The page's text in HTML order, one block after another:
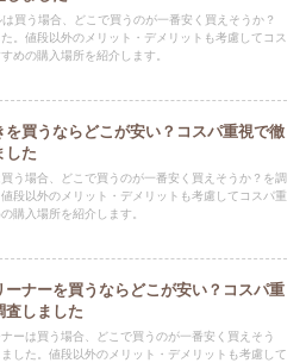
買う場合、どこで買うのが一番安く買えそうか？
。値段以外のメリット・デメリットも考慮してコス
めの購入場所を紹介します。
を買うならどこが安い？コスパ重視で徹
した
う場合、どこで買うのが一番安く買えそうか？を調
段以外のメリット・デメリットも考慮してコスパ重
購入場所を紹介します。
ーナーを買うならどこが安い？コスパ重
査しました
ーは買う場合、どこで買うのが一番安く買えそう
した。値段以外のメリット・デメリットも考慮して